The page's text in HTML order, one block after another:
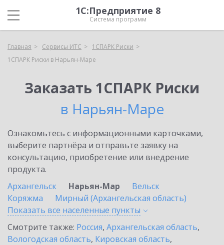
1С:Предприятие 8
Система программ
Главная Сервисы ИТС
1СПАРК Риски
1СПАРК Риски в Нарьян-Маре
Заказать 1СПАРК Риски
в Нарьян-Маре
Ознакомьтесь с информационными карточками,
выберите партнёра и отправьте заявку на
консультацию, приобретение или внедрение
продукта.
Архангельск
Нарьян-Мар
Вельск
Коряжма
Мирный (Архангельская область)
Показать все населенные пункты
Смотрите также: Россия, Архангельская область,
Вологодская область, Кировская область,